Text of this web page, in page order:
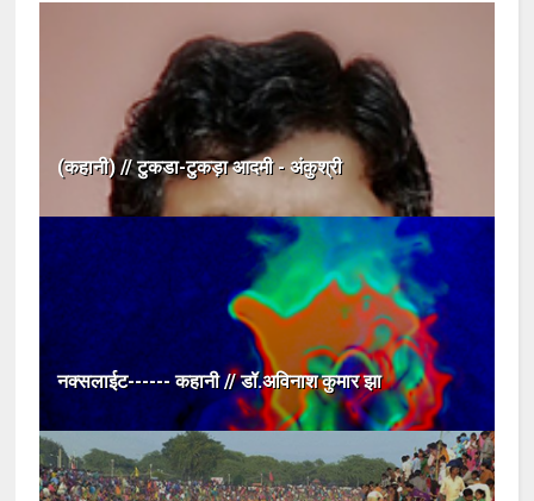
(कहानी) // टुकडा-टुकड़ा आदमी - अंकुश्री
नक्सलाईट------ कहानी // डॉ.अविनाश कुमार झा